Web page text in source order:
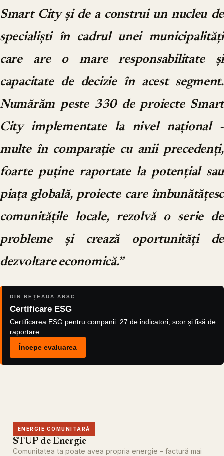
Smart City și de a construi un nucleu de
specialiști în cadrul unei municipalități
care are o mare responsabilitate și
capacitate de decizie în acest segment.
Numărăm peste 330 de proiecte Smart
City implementate la nivel național -
multe în comparație cu anii precedenți,
foarte puține raportate la potențial sau
piața globală, proiecte care îmbunătățesc
comunitățile locale, rezolvă o serie de
probleme și crează oportunități de
dezvoltare economică.”
DIN REȚEAUA ARSC
Certificare ESG
Certificarea ESG pentru companii: 27 de indicatori, scor și fișă de
raportare.
Începe evaluarea
ENERGIE COMUNITARĂ
STUP de Energie
Comunitatea ta poate avea propria energie - factură mai